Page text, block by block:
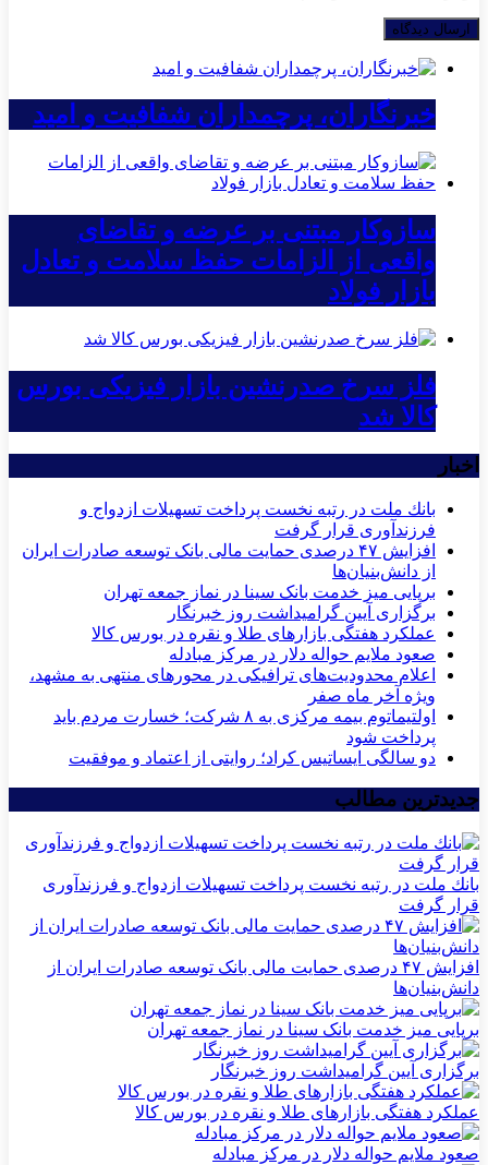
خبرنگاران، پرچمداران شفافیت و امید
سازوکار مبتنی بر عرضه و تقاضای
واقعی از الزامات حفظ سلامت و تعادل
بازار فولاد
فلز سرخ صدرنشین بازار فیزیکی بورس
کالا شد
اخبار
بانك ملت در رتبه نخست پرداخت تسهیلات ازدواج و
فرزندآوری قرار گرفت
افزایش ۴۷ درصدی حمایت مالی بانک توسعه صادرات ایران
از دانش‌بنیان‌ها
برپایی میز خدمت بانک سینا در نماز جمعه تهران
برگزاری آیین گرامیداشت روز خبرنگار
عملکرد هفتگی بازارهای طلا و نقره در بورس کالا
صعود ملایم حواله دلار در مرکز مبادله
اعلام محدودیت‌های ترافیکی در محورهای منتهی به مشهد،
ویژه آخر ماه صفر
اولتیماتوم بیمه مرکزی به ۸ شرکت؛ خسارت مردم باید
پرداخت شود
دو سالگی ایساتیس کراد؛ روایتی از اعتماد و موفقیت
جدیدترین مطالب
بانك ملت در رتبه نخست پرداخت تسهیلات ازدواج و فرزندآوری
قرار گرفت
افزایش ۴۷ درصدی حمایت مالی بانک توسعه صادرات ایران از
دانش‌بنیان‌ها
برپایی میز خدمت بانک سینا در نماز جمعه تهران
برگزاری آیین گرامیداشت روز خبرنگار
عملکرد هفتگی بازارهای طلا و نقره در بورس کالا
صعود ملایم حواله دلار در مرکز مبادله